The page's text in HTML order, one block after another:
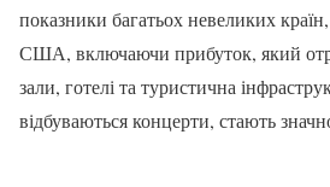
показники багатьох невеликих
США, включаючи прибуток, який
зали, готелі та туристична
відбуваються концерти, стають